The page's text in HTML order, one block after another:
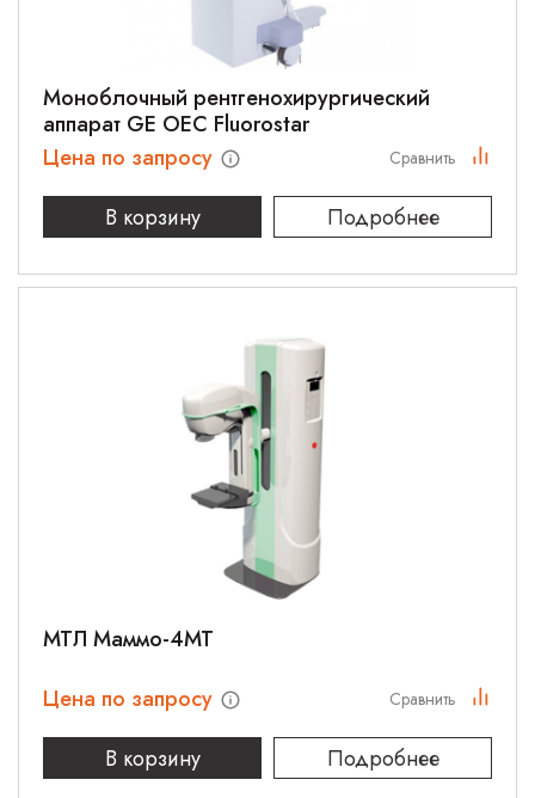
Моноблочный рентгенохирургический
аппарат GE OEC Fluorostar
Цена по запросу
В корзину
Подробнее
Сравнить
МТЛ Маммо-4МТ
Цена по запросу
В корзину
Подробнее
Сравнить